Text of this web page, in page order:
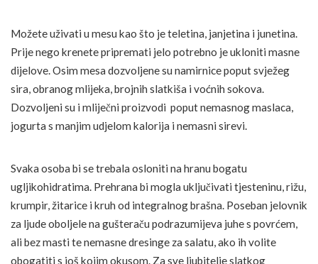
Možete uživati u mesu kao što je teletina, janjetina i junetina.
Prije nego krenete pripremati jelo potrebno je ukloniti masne
dijelove. Osim mesa dozvoljene su namirnice poput svježeg
sira, obranog mlijeka, brojnih slatkiša i voćnih sokova.
Dozvoljeni su i mliječni proizvodi poput nemasnog maslaca,
jogurta s manjim udjelom kalorija i nemasni sirevi.
Svaka osoba bi se trebala osloniti na hranu bogatu
ugljikohidratima. Prehrana bi mogla uključivati tjesteninu, rižu,
krumpir, žitarice i kruh od integralnog brašna. Poseban jelovnik
za ljude oboljele na gušteraču podrazumijeva juhe s povrćem,
ali bez masti te nemasne dresinge za salatu, ako ih volite
obogatiti s još kojim okusom. Za sve ljubitelje slatkog